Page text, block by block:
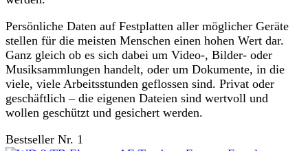
Persönliche Daten auf Festplatten aller möglicher Geräte
stellen für die meisten Menschen einen hohen Wert dar.
Ganz gleich ob es sich dabei um Video-, Bilder- oder
Musiksammlungen handelt, oder um Dokumente, in die
viele, viele Arbeitsstunden geflossen sind. Privat oder
geschäftlich – die eigenen Dateien sind wertvoll und
wollen geschützt und gesichert werden.
Bestseller Nr. 1